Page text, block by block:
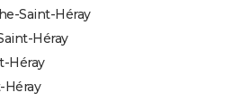
Saint-Héray
Héray
Héray
Héray